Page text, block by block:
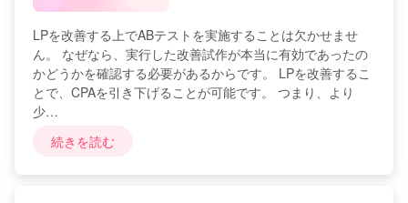
LPを改善する上でABテストを実施することは欠かせませ
ん。 なぜなら、実行した改善試作が本当に有効であったの
かどうかを確認する必要があるからです。 LPを改善するこ
とで、CPAを引き下げることが可能です。 つまり、より
少…
続きを読む